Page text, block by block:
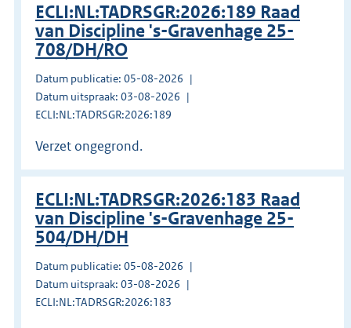
ECLI:NL:TADRSGR:2026:189 Raad
van Discipline 's-Gravenhage 25-
708/DH/RO
Datum publicatie: 05-08-2026
Datum uitspraak: 03-08-2026
ECLI:NL:TADRSGR:2026:189
Verzet ongegrond.
ECLI:NL:TADRSGR:2026:183 Raad
van Discipline 's-Gravenhage 25-
504/DH/DH
Datum publicatie: 05-08-2026
Datum uitspraak: 03-08-2026
ECLI:NL:TADRSGR:2026:183